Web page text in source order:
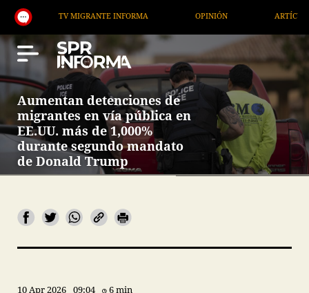
TV MIGRANTE INFORMA
Aumentan detenciones de
migrantes en vía pública en
EE.UU. más de 1,000%
durante segundo mandato
de Donald Trump
10 Apr 2026 09:04 6 min